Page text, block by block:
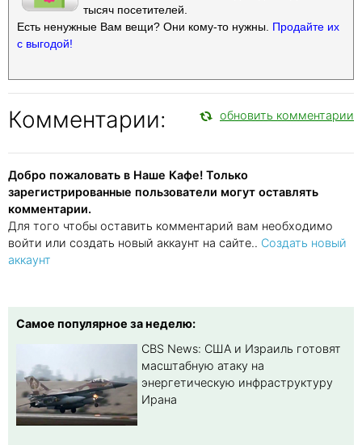
тысяч посетителей.
Есть ненужные Вам вещи? Они кому-то нужны. Продайте их
с выгодой!
Комментарии: обновить комментарии
Добро пожаловать в Наше Кафе! Только
зарегистрированные пользователи могут оставлять
комментарии.
Для того чтобы оставить комментарий вам необходимо
войти или создать новый аккаунт на сайте.. Создать новый
аккаунт
Самое популярное за неделю:
CBS News: США и Израиль готовят
масштабную атаку на
энергетическую инфраструктуру
Ирана